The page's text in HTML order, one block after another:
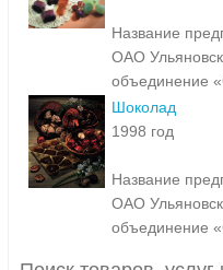
Название
ОАО
объединение
Шоколад
1998 год
Название
ОАО
объединение